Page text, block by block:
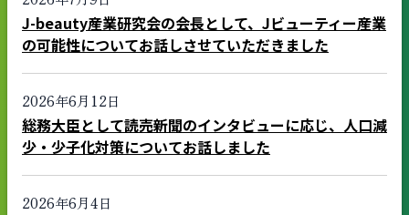
J-beauty産業研究会の会長として、Jビューティー産業
の可能性についてお話しさせていただきました
2026年6月12日
総務大臣として読売新聞のインタビューに応じ、人口減
少・少子化対策についてお話しました
2026年6月4日